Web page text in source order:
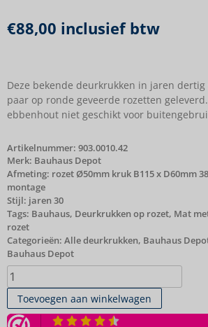
€88,00 inclusief btw
Deze bekende deurkrukken in jaren
paar op ronde geveerde rozetten
ebbenhout niet geschikt voor
Artikelnummer: 903.0010.42
Merk: Bauhaus Depot
Afmeting: rozet Ø50mm kruk B115 x D60mm
montage
Stijl: jaren 30
Tags: Bauhaus, Deurkrukken op rozet, Mat
rozet
Categorieën: Alle deurkrukken, Bauhaus
Bauhaus Depot
Toevoegen aan winkelwagen